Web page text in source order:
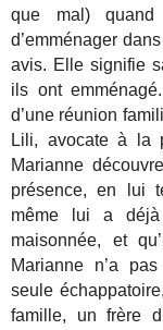
que mal)
d’emménager
avis. Elle signifie
ils ont
d’une réunion
Lili, avocate à la
Marianne
présence, en lui
même lui a
maisonnée, et
Marianne n’a
seule
famille, un frère